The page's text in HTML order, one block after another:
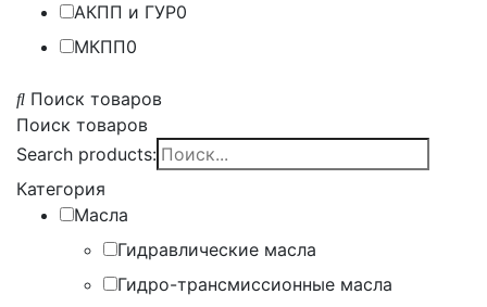
АКПП и ГУР0
МКПП0
Поиск товаров
Поиск товаров
Search products:
Категория
Масла
Гидравлические масла
Гидро-трансмиссионные масла